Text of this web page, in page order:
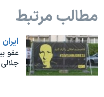
نرگس محمدی برنده جایزه
همایش محافظه‌کاران آمریکا
صفحه‌های ویژه
سفر پرزیدنت ترامپ به چین
مطالب مرتبط
ايران
عفو